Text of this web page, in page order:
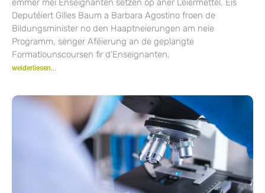
Deputéiert Gilles Baum a Barbara Agostino froen de
Bildungsminister no den Haaptneierungen am neie
Programm, senger Aféierung an de geplangte
Formatiounscoursen fir d’Enseignanten.
weiderliesen...